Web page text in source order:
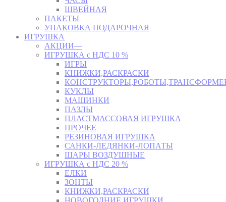
ШВЕЙНАЯ
ПАКЕТЫ
УПАКОВКА ПОДАРОЧНАЯ
ИГРУШКА
АКЦИИ—
ИГРУШКА с НДС 10 %
ИГРЫ
КНИЖКИ,РАСКРАСКИ
КУКЛЫ
МАШИНКИ
ПАЗЛЫ
ПЛАСТМАССОВАЯ ИГРУШКА
ПРОЧЕЕ
РЕЗИНОВАЯ ИГРУШКА
САНКИ-ЛЕДЯНКИ-ЛОПАТЫ
ШАРЫ ВОЗДУШНЫЕ
ИГРУШКА с НДС 20 %
ЕЛКИ
ЗОНТЫ
КНИЖКИ,РАСКРАСКИ